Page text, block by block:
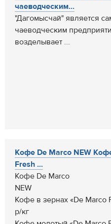
чаеводческим...
"Дагомысчай" является
чаеводческим
возделывает ...
Кофе De Marco NEW
Fresh ...
Кофе De Marco
NEW
Кофе в зернах «De Marco
р/кг